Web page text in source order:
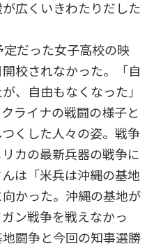
広くいきわたりだした
だった女子高校の映
校されなかった。「自
、自由もなくなった」
ライナの戦闘の様子と
くした人々の姿。戦争
カの最新兵器の戦争に
は「米兵は沖縄の基地
かった。沖縄の基地が
ン戦争を戦えなかっ
闘争と今回の知事選勝